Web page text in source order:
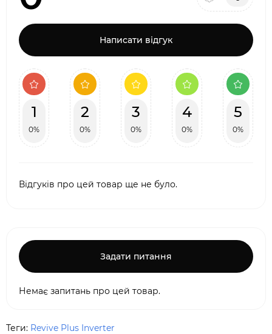
Написати відгук
1
0%
2
0%
3
0%
4
0%
5
0%
Відгуків про цей товар ще не було.
Задати питання
Немає запитань про цей товар.
Теги: Revive Plus Inverter